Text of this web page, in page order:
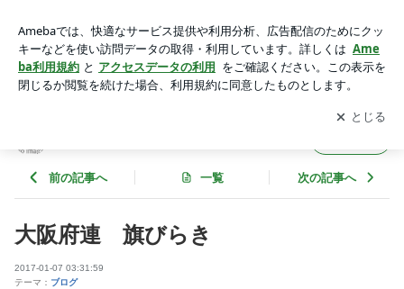
アプリをダウンロードして ブログの更新通知
を受け取りまし
ょう。
開く
前の記事へ 一覧 次の記事へ
大阪府連 旗びらき
2017-01-07 03:31:59
テーマ： ブログ